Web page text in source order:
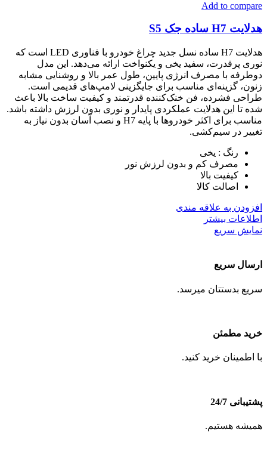
Add to compare
هدلایت H7 ساده جک S5
هدلایت H7 ساده نسل جدید چراغ خودرو با فناوری LED است که
نوری پرقدرت، سفید یخی و یکنواخت ارائه می‌دهد. این مدل
دوطرفه با مصرف انرژی پایین، طول عمر بالا و روشنایی مشابه
زنون، گزینه‌ای مناسب برای جایگزینی لامپ‌های قدیمی است.
طراحی فشرده، فن خنک‌کننده قدرتمند و کیفیت ساخت بالا باعث
شده تا این هدلایت عملکردی پایدار و نوری بدون لرزش داشته باشد.
مناسب برای اکثر خودروها با پایه H7 و نصب آسان بدون نیاز به
تغییر در سیم‌کشی.
رنگ : یخی
مصرف کم و بدون لرزش نور
کیفیت بالا
اصالت کالا
افزودن به علاقه مندی
اطلاعات بیشتر
نمایش سریع
ارسال سریع
سریع بدستتان میرسد.
خرید مطمئن
با اطمینان خرید کنید.
پشتیبانی 24/7
همیشه هستیم.